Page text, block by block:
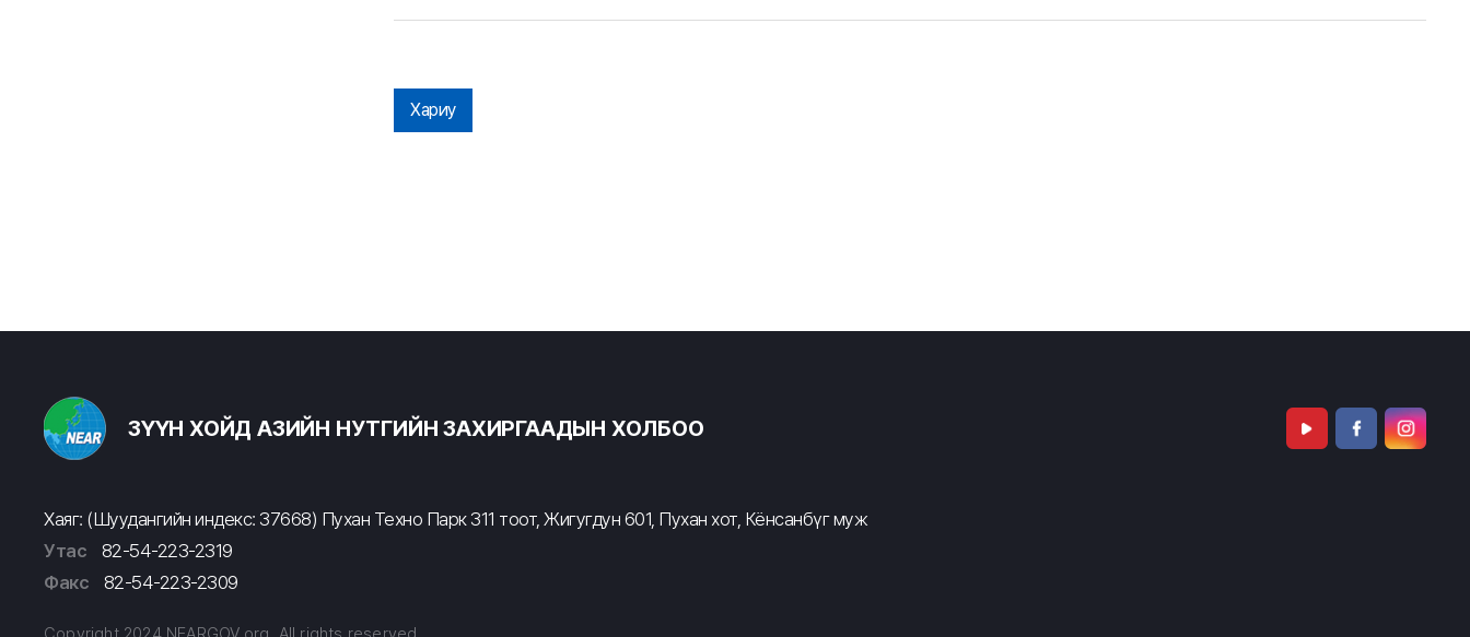
Хариу
ЗҮҮН ХОЙД АЗИЙН НУТГИЙН ЗАХИРГААДЫН ХОЛБОО
Хаяг: (Шуудангийн индекс: 37668) Пухан Техно Парк 311 тоот, Жигугдун 601, Пухан хот, Кёнсанбүг муж
Утас
82-54-223-2319
Факс
82-54-223-2309